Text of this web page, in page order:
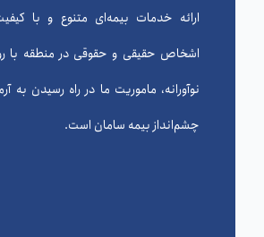
ارائه خدمات بیمه‌ای متنوع و با
اشخاص حقیقی و حقوقی در منطقه با
نوآورانه، ماموریت ما در راه رسیدن به
چشم‌انداز بیمه سامان است.